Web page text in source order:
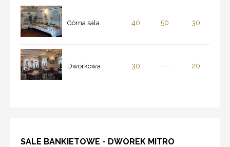
Górna sala 40 50 30
Dworkowa 30 --- 20
SALE BANKIETOWE - DWOREK MITRO